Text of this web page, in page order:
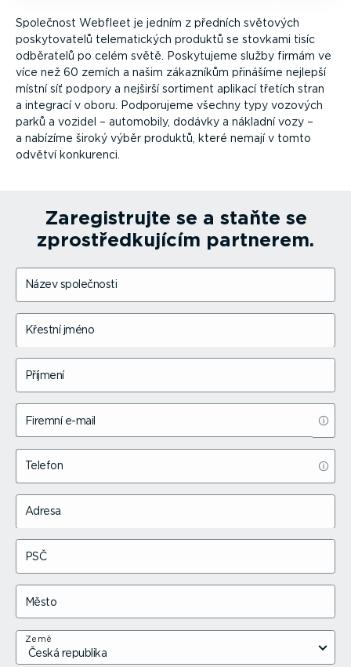
Společnost Webfleet je jedním z předních světových
posky­to­vatelů telema­tických produktů se stovkami tisíc
odběratelů po celém světě. Poskytujeme služby firmám ve
více než 60 zemích a našim zákazníkům přinášíme nejlepší
místní síť podpory a nejširší sortiment aplikací třetích stran
a integrací v oboru. Podporujeme všechny typy vozových
parků a vozidel – automobily, dodávky a nákladní vozy –
a nabízíme široký výběr produktů, které nemají v tomto
odvětví konkurenci.
Zaregis­trujte se a staňte se
zprostřed­ku­jícím partnerem.
Název společnosti
Křestní jméno
Příjmení
Firemní e-mail
Telefon
Adresa
PSČ
Město
Země